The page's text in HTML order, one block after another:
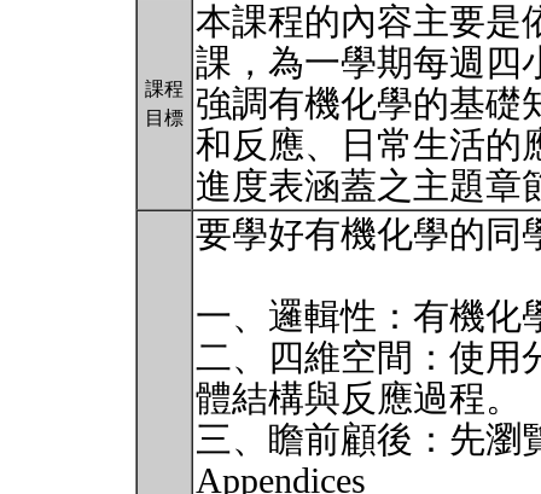
課程
目標
本課程的內容主要是
課，為一學期每週四
強調有機化學的基礎
和反應、日常生活的
進度表涵蓋之主題章
要學好有機化學的同
一、邏輯性：有機化
二、四維空間：使用
體結構與反應過程。
三、瞻前顧後：先瀏
Appendices